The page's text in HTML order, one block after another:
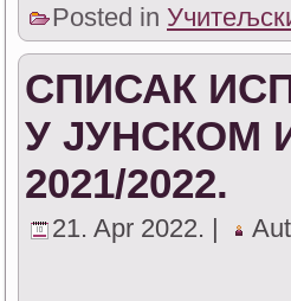
Posted in
СПИСАК
У ЈУНСКОМ
2021/2022.
21. Apr 2022. |